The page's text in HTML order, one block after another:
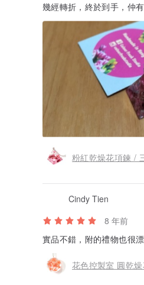
幾經轉折，終於到手，仲
粉紅乾燥花項鍊 /
Cindy Tien
8 年前
實品不錯，附的禮物也很
花色控製室 圓乾